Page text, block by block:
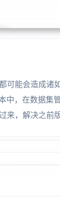
可能会造成诸
中，在数据集
，解决之前